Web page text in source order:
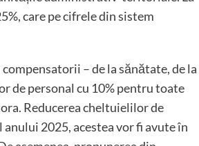
care pe cifrele din sistem
– de la sănătate, de la
de personal cu 10% pentru toate
Reducerea cheltuielilor de
2025, acestea vor fi avute în